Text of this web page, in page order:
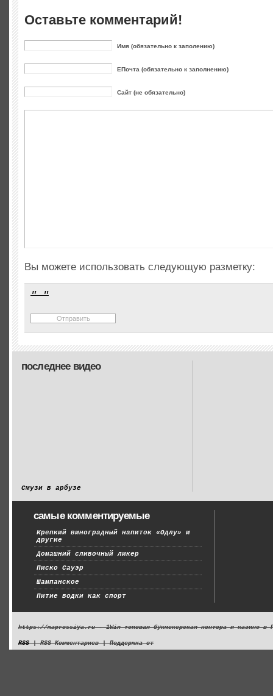
Оставьте комментарий!
Имя (обязательно к заполению)
ЕПочта (обязательно к заполнению)
Сайт (не обязательно)
Вы можете использовать следующую разметку:
последнее видео
Смузи в арбузе
самые комментируемые
Крепкий виноградный напиток «Одлу» и
другие
Домашний сливочный ликер
Писко Сауэр
Шампанское
Питие водки как спорт
https://maprossiya.ru - 1Win топовая букмекерская контора и казино в
RSS| RSS Комментариев | Поддержка от